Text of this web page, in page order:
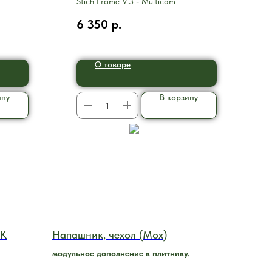
6 350 р.
О товаре
В корзину
Напашник, чехол (Мох)
модульное дополнение к плитнику.